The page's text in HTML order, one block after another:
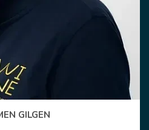
GILGEN